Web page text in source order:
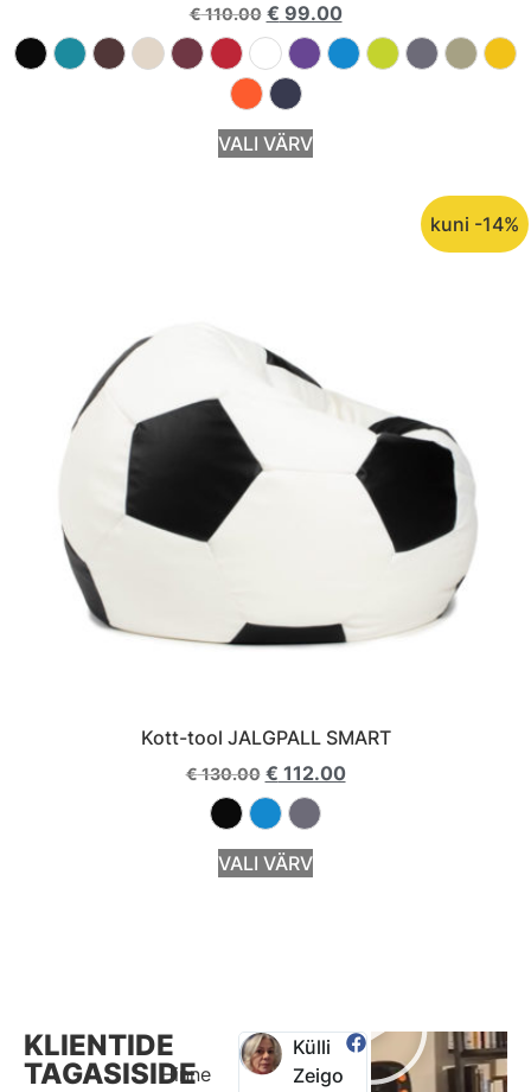
€110.00 € 99.00
VALI VÄRV
kuni -14%
Kott-tool JALGPALL SMART
€130.00 € 112.00
VALI VÄRV
KLIENTIDE
TAGASISIDE
Hinne


Kätlin Pisike
☆☆☆☆☆
Marlen
Vihman
Külli
Zeigo
Maria
Ganža